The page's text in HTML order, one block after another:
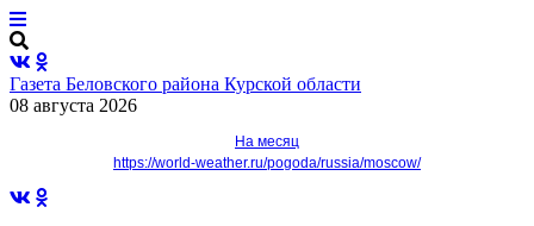
Газета Беловского района Курской области
08 августа 2026
На месяц
https://world-weather.ru/pogoda/russia/moscow/